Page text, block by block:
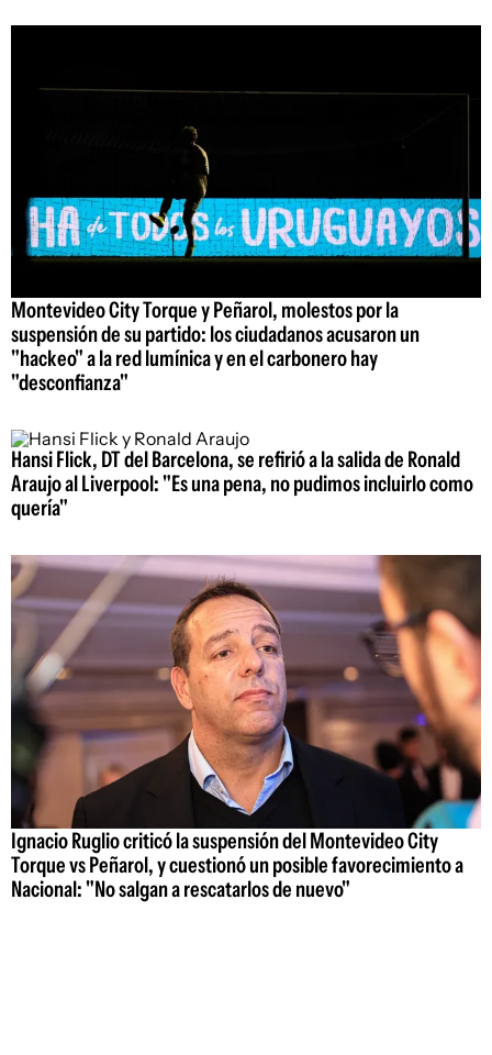
Montevideo City Torque y Peñarol, molestos por la
suspensión de su partido: los ciudadanos acusaron un
"hackeo" a la red lumínica y en el carbonero hay
"desconfianza"
Hansi Flick, DT del Barcelona, se refirió a la salida de Ronald
Araujo al Liverpool: "Es una pena, no pudimos incluirlo como
quería"
Ignacio Ruglio criticó la suspensión del Montevideo City
Torque vs Peñarol, y cuestionó un posible favorecimiento a
Nacional: "No salgan a rescatarlos de nuevo"